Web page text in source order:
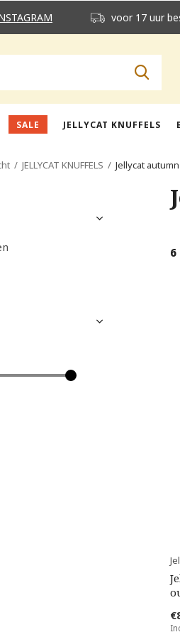
SALE JELLYCAT KNUFFELS
voor 17 uur
JELLYCAT KNUFFELS Jellycat
6